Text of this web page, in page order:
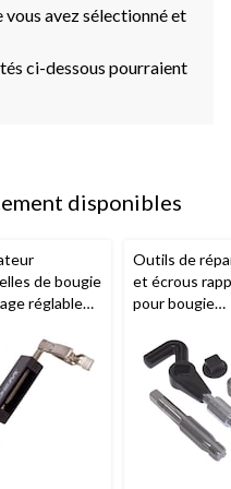
vous avez sélectionné et
ci-dessous pourraient
disponibles
de bougie
réglable
Outils de
et écrous
pour bougie
garnitures en
inoxydable,
1,25, 44643